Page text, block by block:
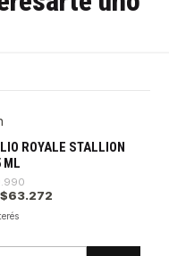
ROYALE STALLION
ML
$63.272